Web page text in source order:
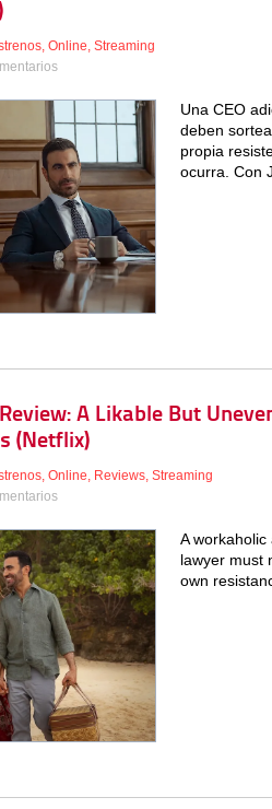
, Online, Streaming
Una CEO
deben
propia
ocurra. Con
Review: A Likable But
(Netflix)
, Online, Reviews, Streaming
A
lawyer must
own